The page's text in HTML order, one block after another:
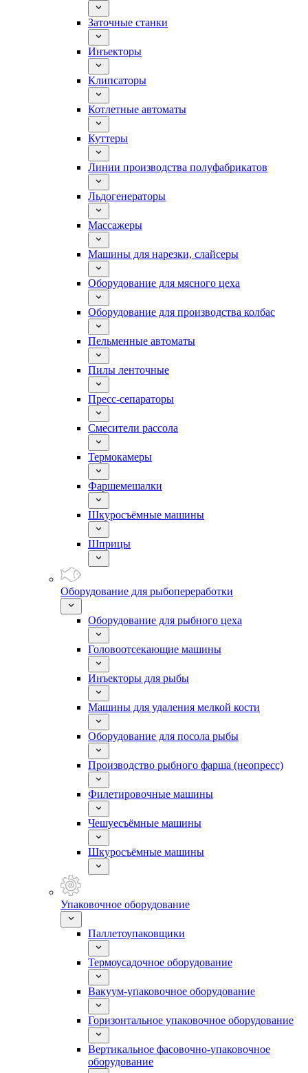
Заточные станки
Инъекторы
Клипсаторы
Котлетные автоматы
Куттеры
Линии производства полуфабрикатов
Льдогенераторы
Массажеры
Машины для нарезки, слайсеры
Оборудование для мясного цеха
Оборудование для производства колбас
Пельменные автоматы
Пилы ленточные
Пресс-сепараторы
Смесители рассола
Термокамеры
Фаршемешалки
Шкуросъёмные машины
Шприцы
Оборудование для рыбопереработки
Оборудование для рыбного цеха
Головоотсекающие машины
Инъекторы для рыбы
Машины для удаления мелкой кости
Оборудование для посола рыбы
Производство рыбного фарша (неопресс)
Филетировочные машины
Чешуесъёмные машины
Шкуросъёмные машины
Упаковочное оборудование
Паллетоупаковщики
Термоусадочное оборудование
Вакуум-упаковочное оборудование
Горизонтальное упаковочное оборудование
Вертикальное фасовочно-упаковочное
оборудование